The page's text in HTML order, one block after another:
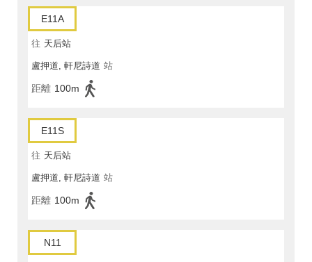
E11A
往 天后站
盧押道, 軒尼詩道 站
距離 100m
E11S
往 天后站
盧押道, 軒尼詩道 站
距離 100m
N11